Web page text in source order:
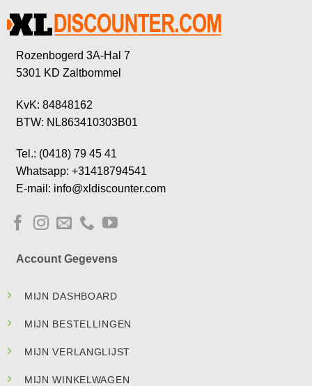
Rozenbogerd 3A-Hal 7
5301 KD Zaltbommel
KvK: 84848162
BTW: NL863410303B01
Tel.: (0418) 79 45 41
Whatsapp: +31418794541
E-mail: info@xldiscounter.com
Account Gegevens
MIJN DASHBOARD
MIJN BESTELLINGEN
MIJN VERLANGLIJST
MIJN WINKELWAGEN